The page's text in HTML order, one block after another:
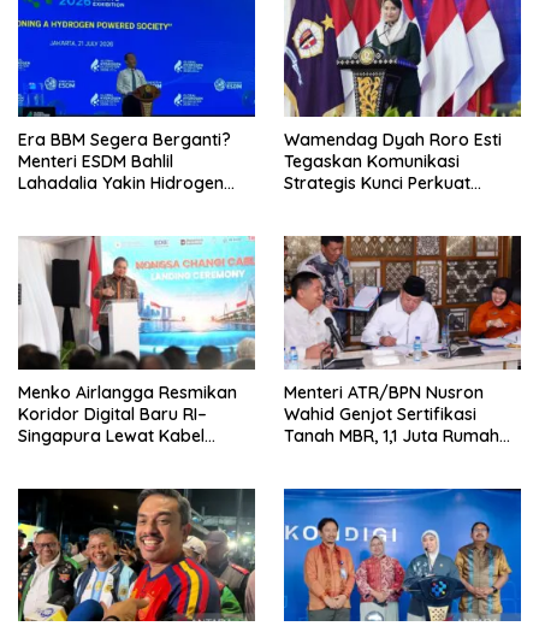
Era BBM Segera Berganti?
Menteri ESDM Bahlil
Lahadalia Yakin Hidrogen
Wamendag Dyah Roro Esti
Tegaskan Komunikasi
Strategis Kunci Perkuat
Menko Airlangga Resmikan
Koridor Digital Baru RI–
Singapura Lewat Kabel
Menteri ATR/BPN Nusron
Wahid Genjot Sertifikasi
Tanah MBR, 1,1 Juta Rumah